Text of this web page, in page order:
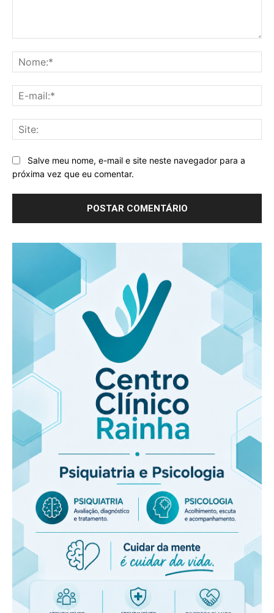
Salve meu nome, e-mail e site neste navegador para a
próxima vez que eu comentar.